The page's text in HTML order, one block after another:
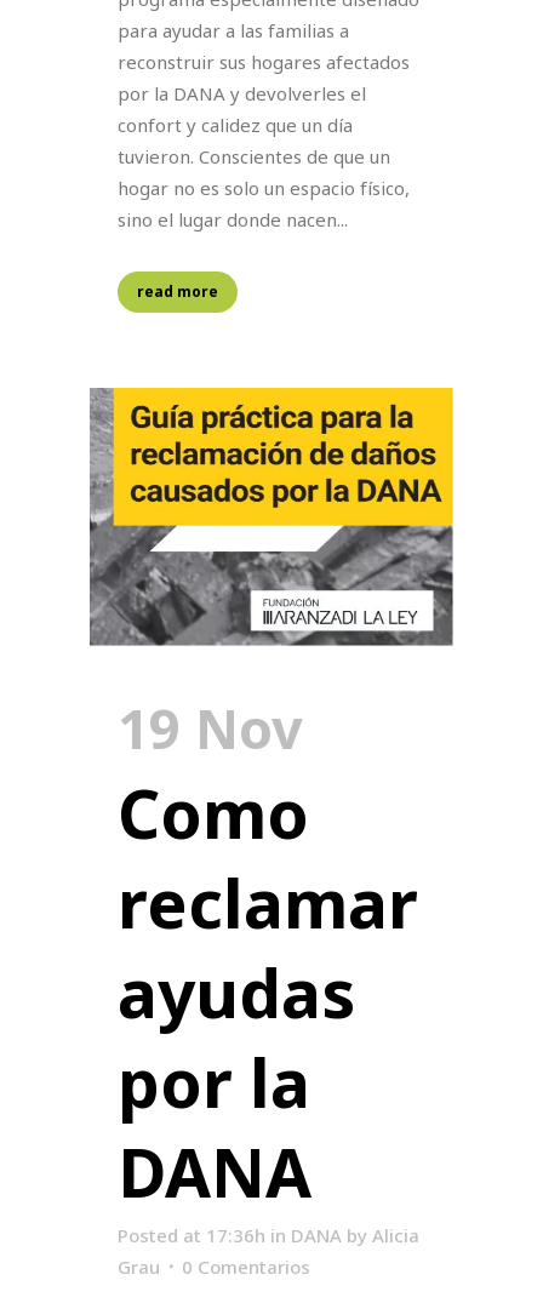
para ayudar a las familias a
reconstruir sus hogares afectados
por la DANA y devolverles el
confort y calidez que un día
tuvieron. Conscientes de que un
hogar no es solo un espacio físico,
sino el lugar donde nacen...
read more
19 Nov
Como
reclamar
ayudas
por la
DANA
Posted at 17:36h in DANA by Alicia
Grau
0 Comentarios